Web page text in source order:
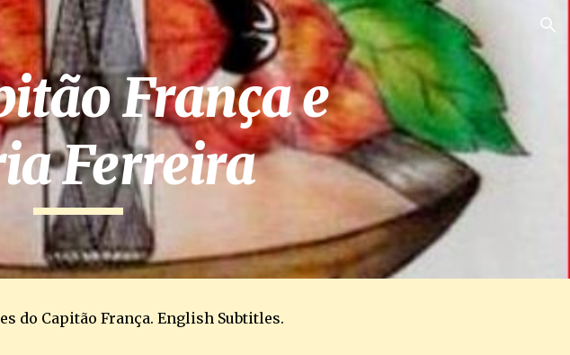
Skip to navigation
França e
Ferreira
do Capitão França. English Subtitles.